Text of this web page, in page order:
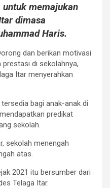
untuk memajukan
dimasa
Haris.
dan berikan motivasi
di sekolahnya,
Itar menyerahkan
bagi anak-anak di
predikat
sekolah.
sekolah menengah
atas.
2021 itu bersumber dari
Telaga Itar.